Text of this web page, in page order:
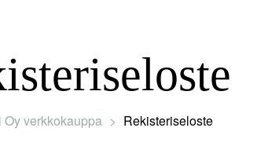
Oy verkkokauppa > Rekisteriseloste